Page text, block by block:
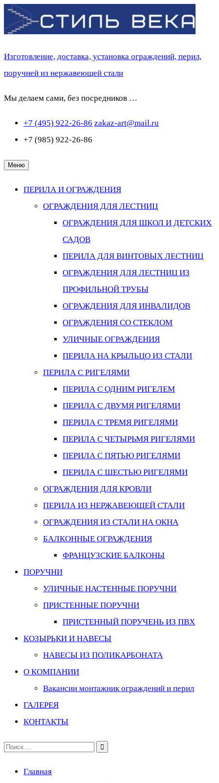
Перейти
к
Изготовление, доставка, установка ограждений, перил,
поручней из нержавеющей стали
Мы делаем сами, без посредников …
+7 (495) 922-26-86 zakaz-art@mail.ru
+7 (985) 922-26-86
Меню
ПЕРИЛА И ОГРАЖДЕНИЯ
ОГРАЖДЕНИЯ ДЛЯ ЛЕСТНИЦ
ОГРАЖДЕНИЯ ДЛЯ ШКОЛ И ДЕТСКИХ
САДОВ
ПЕРИЛА ДЛЯ ВИНТОВЫХ ЛЕСТНИЦ
ОГРАЖДЕНИЯ ДЛЯ ЛЕСТНИЦ ИЗ
ПРОФИЛЬНОЙ ТРУБЫ
ОГРАЖДЕНИЯ ДЛЯ ИНВАЛИДОВ
ОГРАЖДЕНИЯ СО СТЕКЛОМ
УЛИЧНЫЕ ОГРАЖДЕНИЯ
ПЕРИЛА НА КРЫЛЬЦО ИЗ СТАЛИ
ПЕРИЛА С РИГЕЛЯМИ
ПЕРИЛА С ОДНИМ РИГЕЛЕМ
ПЕРИЛА С ДВУМЯ РИГЕЛЯМИ
ПЕРИЛА С ТРЕМЯ РИГЕЛЯМИ
ПЕРИЛА С ЧЕТЫРЬМЯ РИГЕЛЯМИ
ПЕРИЛА С ПЯТЬЮ РИГЕЛЯМИ
ПЕРИЛА С ШЕСТЬЮ РИГЕЛЯМИ
ОГРАЖДЕНИЯ ДЛЯ КРОВЛИ
ПЕРИЛА ИЗ НЕРЖАВЕЮЩЕЙ СТАЛИ
ОГРАЖДЕНИЯ ИЗ СТАЛИ НА ОКНА
БАЛКОННЫЕ ОГРАЖДЕНИЯ
ФРАНЦУЗСКИЕ БАЛКОНЫ
ПОРУЧНИ
УЛИЧНЫЕ НАСТЕННЫЕ ПОРУЧНИ
ПРИСТЕННЫЕ ПОРУЧНИ
ПРИСТЕННЫЙ ПОРУЧЕНЬ ИЗ ПВХ
КОЗЫРЬКИ И НАВЕСЫ
НАВЕСЫ ИЗ ПОЛИКАРБОНАТА
О КОМПАНИИ
Вакансии монтажник ограждений и перил
ГАЛЕРЕЯ
КОНТАКТЫ
Поиск
Главная